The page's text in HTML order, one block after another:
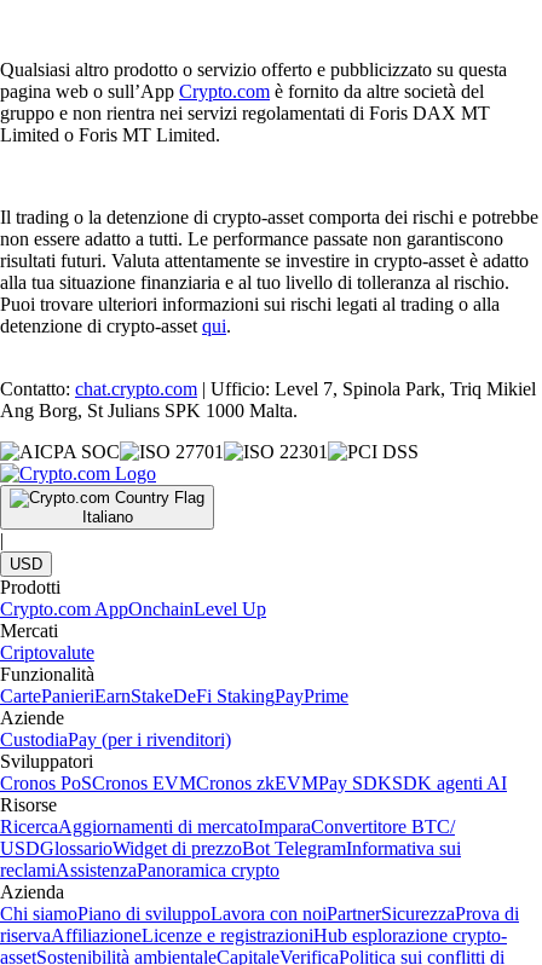
Qualsiasi altro prodotto o servizio offerto e pubblicizzato su questa
pagina web o sull’App Crypto.com è fornito da altre società del
gruppo e non rientra nei servizi regolamentati di Foris DAX MT
Limited o Foris MT Limited.
Il trading o la detenzione di crypto-asset comporta dei rischi e potrebbe
non essere adatto a tutti. Le performance passate non garantiscono
risultati futuri. Valuta attentamente se investire in crypto-asset è adatto
alla tua situazione finanziaria e al tuo livello di tolleranza al rischio.
Puoi trovare ulteriori informazioni sui rischi legati al trading o alla
detenzione di crypto-asset qui.
Contatto: chat.crypto.com | Ufficio: Level 7, Spinola Park, Triq Mikiel
Ang Borg, St Julians SPK 1000 Malta.
Italiano
|
USD
Prodotti
Crypto.com AppOnchainLevel Up
Mercati
Criptovalute
Funzionalità
CartePanieriEarnStakeDeFi StakingPayPrime
Aziende
CustodiaPay (per i rivenditori)
Sviluppatori
Cronos PoSCronos EVMCronos zkEVMPay SDKSDK agenti AI
Risorse
RicercaAggiornamenti di mercatoImparaConvertitore BTC/
USDGlossarioWidget di prezzoBot TelegramInformativa sui
reclamiAssistenzaPanoramica crypto
Azienda
Chi siamoPiano di sviluppoLavora con noiPartnerSicurezzaProva di
riservaAffiliazioneLicenze e registrazioniHub esplorazione crypto-
assetSostenibilità ambientaleCapitaleVerificaPolitica sui conflitti di